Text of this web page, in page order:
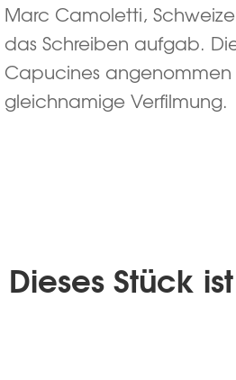
Marc Camoletti,
das Schreiben aufgab.
Capucines angenommen
gleichnamige Verfilmung.
Dieses Stück